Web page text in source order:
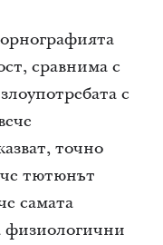
сравнима с
с
точно
тютюнът
самата
физиологични